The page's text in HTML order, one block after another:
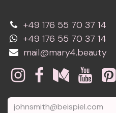
+49 176 55 70 37 14
+49 176 55 70 37 14
mail@mary4.beauty